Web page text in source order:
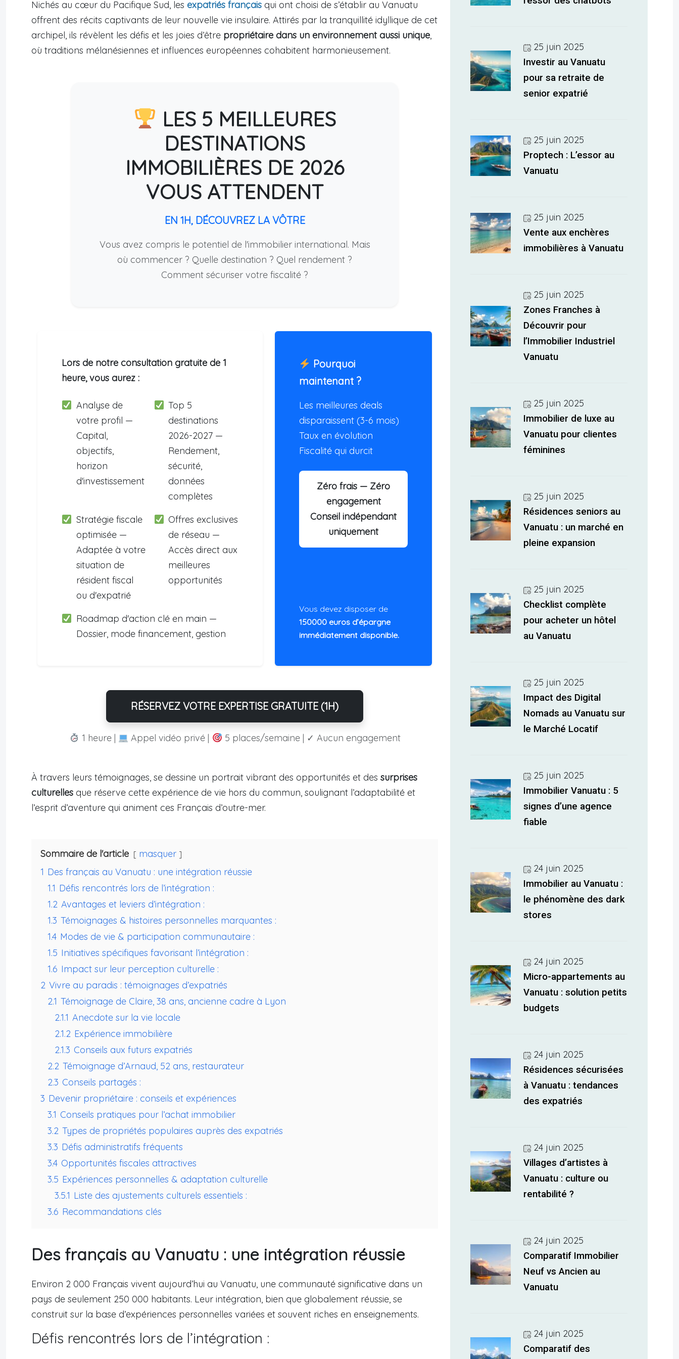
Nichés au cœur du Pacifique Sud, les expatriés français qui ont choisi de s’établir au Vanuatu
offrent des récits captivants de leur nouvelle vie insulaire. Attirés par la tranquillité idyllique de cet
archipel, ils révèlent les défis et les joies d’être propriétaire dans un environnement aussi unique,
où traditions mélanésiennes et influences européennes cohabitent harmonieusement.
LES 5 MEILLEURES
DESTINATIONS
IMMOBILIÈRES DE 2026
VOUS ATTENDENT
EN 1H, DÉCOUVREZ LA VÔTRE
Vous avez compris le potentiel de l'immobilier international. Mais
où commencer ? Quelle destination ? Quel rendement ?
Comment sécuriser votre fiscalité ?
Lors de notre consultation gratuite de 1
heure, vous aurez :
Analyse de
votre profil —
Capital,
objectifs,
horizon
d'investissement
Top 5
destinations
2026-2027 —
Rendement,
sécurité,
données
complètes
Stratégie fiscale
optimisée —
Adaptée à votre
situation de
résident fiscal
ou d'expatrié
Offres exclusives
de réseau —
Accès direct aux
meilleures
opportunités
Roadmap d'action clé en main —
Dossier, mode financement, gestion
Pourquoi
maintenant ?
Les meilleures deals
disparaissent (3-6 mois)
Taux en évolution
Fiscalité qui durcit
Zéro frais — Zéro
engagement
Conseil indépendant
uniquement
Vous devez disposer de
150000 euros d’épargne
immédiatement disponible.
RÉSERVEZ VOTRE EXPERTISE GRATUITE (1H)
1 heure | Appel vidéo privé | 5 places/semaine | ✓ Aucun engagement
À travers leurs témoignages, se dessine un portrait vibrant des opportunités et des surprises
culturelles que réserve cette expérience de vie hors du commun, soulignant l’adaptabilité et
l’esprit d’aventure qui animent ces Français d’outre-mer.
Sommaire de l'article
masquer
1 Des français au Vanuatu : une intégration réussie
1.1 Défis rencontrés lors de l’intégration :
1.2 Avantages et leviers d’intégration :
1.3 Témoignages & histoires personnelles marquantes :
1.4 Modes de vie & participation communautaire :
1.5 Initiatives spécifiques favorisant l’intégration :
1.6 Impact sur leur perception culturelle :
2 Vivre au paradis : témoignages d’expatriés
2.1 Témoignage de Claire, 38 ans, ancienne cadre à Lyon
2.1.1 Anecdote sur la vie locale
2.1.2 Expérience immobilière
2.1.3 Conseils aux futurs expatriés
2.2 Témoignage d’Arnaud, 52 ans, restaurateur
2.3 Conseils partagés :
3 Devenir propriétaire : conseils et expériences
3.1 Conseils pratiques pour l’achat immobilier
3.2 Types de propriétés populaires auprès des expatriés
3.3 Défis administratifs fréquents
3.4 Opportunités fiscales attractives
3.5 Expériences personnelles & adaptation culturelle
3.5.1 Liste des ajustements culturels essentiels :
3.6 Recommandations clés
Des français au Vanuatu : une intégration réussie
Environ 2 000 Français vivent aujourd’hui au Vanuatu, une communauté significative dans un
pays de seulement 250 000 habitants. Leur intégration, bien que globalement réussie, se
construit sur la base d’expériences personnelles variées et souvent riches en enseignements.
Défis rencontrés lors de l’intégration :
25 juin 2025
Investir au Vanuatu
pour sa retraite de
senior expatrié
25 juin 2025
Proptech : L’essor au
Vanuatu
25 juin 2025
Vente aux enchères
immobilières à Vanuatu
25 juin 2025
Zones Franches à
Découvrir pour
l’Immobilier Industriel
Vanuatu
25 juin 2025
Immobilier de luxe au
Vanuatu pour clientes
féminines
25 juin 2025
Résidences seniors au
Vanuatu : un marché en
pleine expansion
25 juin 2025
Checklist complète
pour acheter un hôtel
au Vanuatu
25 juin 2025
Impact des Digital
Nomads au Vanuatu sur
le Marché Locatif
25 juin 2025
Immobilier Vanuatu : 5
signes d’une agence
fiable
24 juin 2025
Immobilier au Vanuatu :
le phénomène des dark
stores
24 juin 2025
Micro-appartements au
Vanuatu : solution petits
budgets
24 juin 2025
Résidences sécurisées
à Vanuatu : tendances
des expatriés
24 juin 2025
Villages d’artistes à
Vanuatu : culture ou
rentabilité ?
24 juin 2025
Comparatif Immobilier
Neuf vs Ancien au
Vanuatu
24 juin 2025
Comparatif des